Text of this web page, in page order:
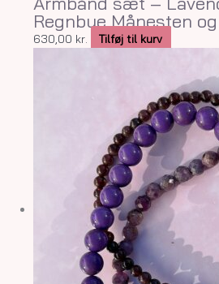
Regnbue Månesten
630,00 kr. Tilføj til kurv